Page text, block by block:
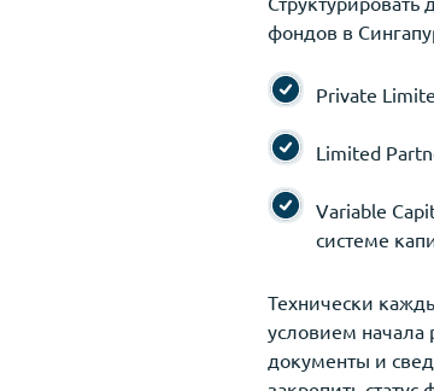
фондов в
Private
Limited
Variable
системе
Технически
условием начала
документы и